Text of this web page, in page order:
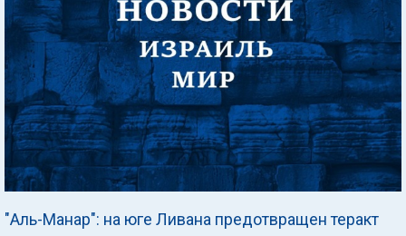
"Аль-Манар": на юге Ливана предотвращен теракт